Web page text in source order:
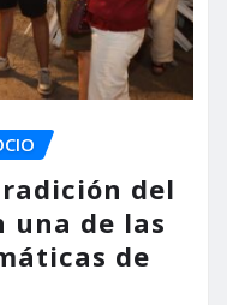
del
de las
de